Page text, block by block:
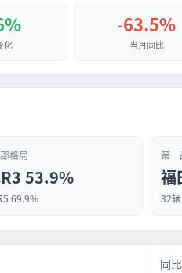
化
-63.5%
当月同比
格局
53.9%
69.9%
第一
福
32
同